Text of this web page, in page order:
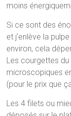
moins
Si ce sont des
et j’enlève la
environ, cela
Les courgettes
microscopiques
(pour le prix que
Les 4 filets ou